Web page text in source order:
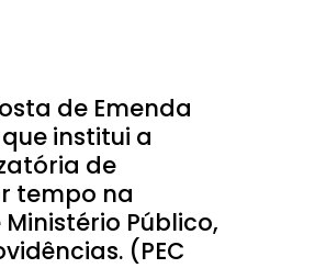
de Emenda
institui a
de
tempo na
Público,
(PEC